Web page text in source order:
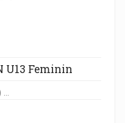
U13 Feminin